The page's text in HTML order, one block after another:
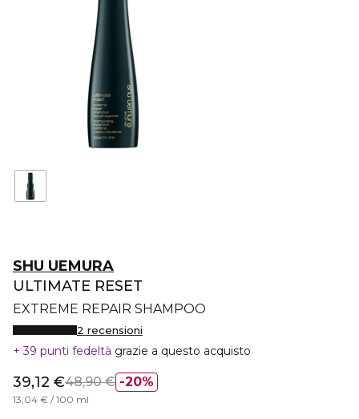
SHU UEMURA
ULTIMATE RESET
EXTREME REPAIR SHAMPOO
2 recensioni
39 punti fedeltà grazie a questo acquisto
20%
39,12 €48,90 €
13,04 € / 100 ml